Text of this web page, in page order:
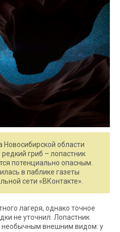
области
гриб – лопастник
потенциально опасным.
в паблике газеты
сети «ВКонтакте».
лагеря, однако точное
не уточнил. Лопастник
необычным внешним видом: у